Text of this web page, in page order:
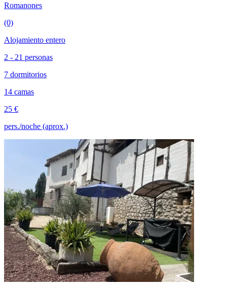
Romanones
(0)
Alojamiento entero
2 - 21 personas
7 dormitorios
14 camas
25 €
pers./noche (aprox.)